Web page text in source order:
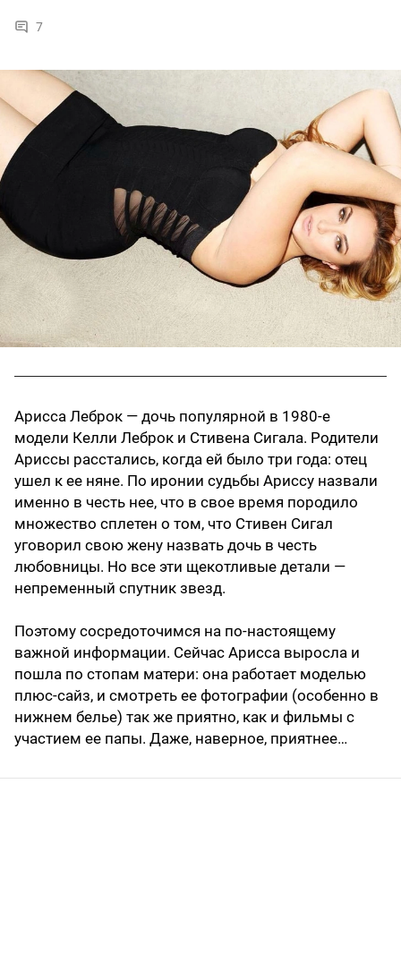
7
Арисса Леброк — дочь популярной в 1980-е
модели Келли Леброк и Стивена Сигала. Родители
Ариссы расстались, когда ей было три года: отец
ушел к ее няне. По иронии судьбы Ариссу назвали
именно в честь нее, что в свое время породило
множество сплетен о том, что Стивен Сигал
уговорил свою жену назвать дочь в честь
любовницы. Но все эти щекотливые детали —
непременный спутник звезд.
Поэтому сосредоточимся на по-настоящему
важной информации. Сейчас Арисса выросла и
пошла по стопам матери: она работает моделью
плюс-сайз, и смотреть ее фотографии (особенно в
нижнем белье) так же приятно, как и фильмы с
участием ее папы. Даже, наверное, приятнее…